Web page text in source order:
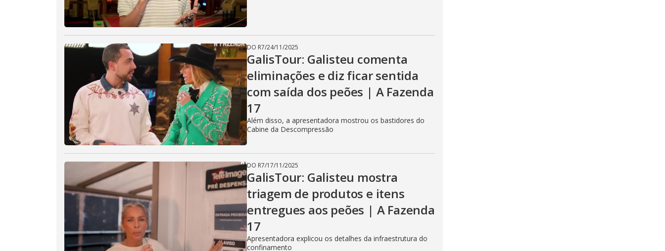
DO R7/24/11/2025
GalisTour: Galisteu comenta
eliminações e diz ficar sentida
com saída dos peões | A Fazenda
17
Além disso, a apresentadora mostrou os bastidores do
Cabine da Descompressão
DO R7/17/11/2025
GalisTour: Galisteu mostra
triagem de produtos e itens
entregues aos peões | A Fazenda
17
Apresentadora explicou os detalhes da infraestrutura do
confinamento